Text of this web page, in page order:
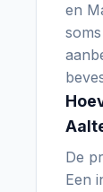
en
De
Een